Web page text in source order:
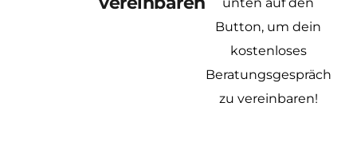
unten auf den
Button, um dein
kostenloses
Beratungsgespräch
zu vereinbaren!